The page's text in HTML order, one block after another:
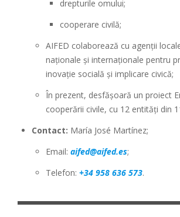
drepturile omului;
cooperare civilă;
AIFED colaborează cu agenții
naționale și internaționale pentru
inovație socială și implicare civică;
În prezent, desfășoară un proiect
cooperării civile, cu 12 entități din
Contact: María José Martínez;
Email: aifed@aifed.es;
Telefon: +34 958 636 573.